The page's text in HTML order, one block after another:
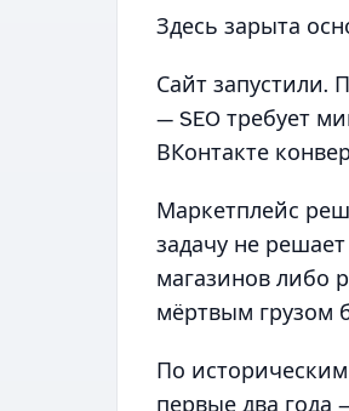
Здесь зарыта
Сайт запустили.
— SEO требует
ВКонтакте
Маркетплейс
задачу не
магазинов либо
мёртвым грузом
По
первые два года